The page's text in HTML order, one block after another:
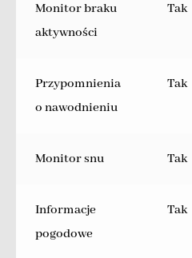
Monitor braku
aktywności
Tak
Przypomnienia
o nawodnieniu
Tak
Monitor snu Tak
Informacje
pogodowe
Tak